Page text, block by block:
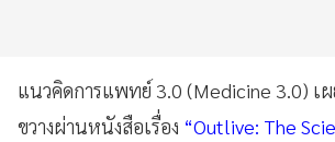
แนวคิดการแพทย์ 3.0 (Medicine 3.0) เผ
ขวางผ่านหนังสือเรื่อง “Outlive: The